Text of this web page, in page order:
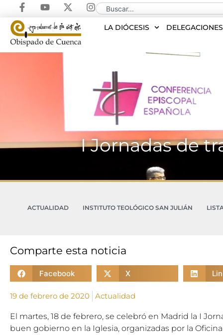
LA DIÓCESIS DELEGACIONES
I Jornadas de
ACTUALIDAD INSTITUTO TEOLÓGICO SAN JULIÁN
Comparte esta noticia
Facebook X
19 de febrero de 2020 Actualidad
El martes, 18 de febrero, se celebró en Madrid la I
buen gobierno en la Iglesia, organizadas por la